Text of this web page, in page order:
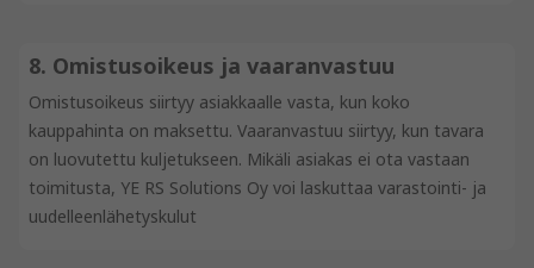
8. Omistusoikeus ja vaaranvastuu
Omistusoikeus siirtyy asiakkaalle vasta, kun koko
kauppahinta on maksettu. Vaaranvastuu siirtyy, kun tavara
on luovutettu kuljetukseen. Mikäli asiakas ei ota vastaan
toimitusta, YE RS Solutions Oy voi laskuttaa varastointi- ja
uudelleenlähetyskulut